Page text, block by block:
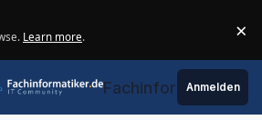
Learn more. ×
Fachinformatiker.de
Anmelden